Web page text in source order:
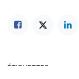
ÉTIQUETTES